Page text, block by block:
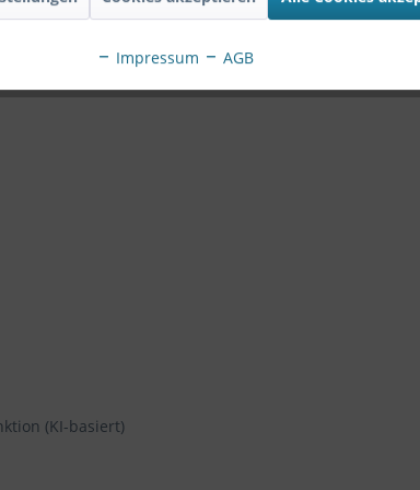
Dynamic Range), Trend Micro IoT Security, MicroSD/
Deep Search
(KI-basiert)
Impressum AGB